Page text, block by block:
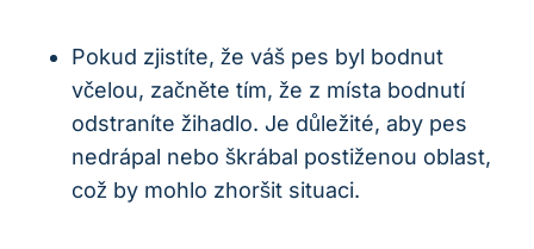
Pokud zjistíte, že váš pes byl bodnut
včelou, začněte tím, že z místa bodnutí
odstraníte žihadlo. Je důležité, aby pes
nedrápal nebo škrábal postiženou oblast,
což by mohlo zhoršit situaci.